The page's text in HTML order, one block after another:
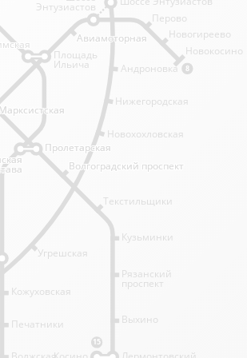
8
15
Андроновка
Нижегородская
Новохохловская
Угрешская
Текстильщики
Кузьминки
Рязанский
проспект
Выхино
Лермонтовский
Кожуховская
Печатники
Волжская
Перово
Новогиреево
Новокосино
Площадь
Ильича
Пролетарская
Пролетарская
Волгоградский проспект
Волгоградский проспект
Авиамоторная
Авиамоторная
Энтузиастов
Косино